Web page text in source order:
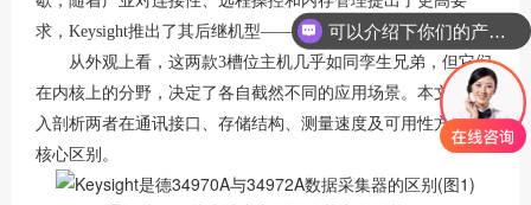
求，Keysight推出了其后继机型——34972A。
从外观上看，这两款3槽位主机几乎如同孪生兄弟，但它们
在内核上的分野，决定了各自截然不同的应用场景。本文将深
入剖析两者在通讯接口、存储结构、测量速度及可用性方面的
核心区别。
可以介绍下你们的产品么？